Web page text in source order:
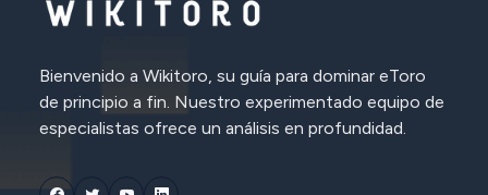
Bienvenido a Wikitoro, su guía para dominar eToro
de principio a fin. Nuestro experimentado equipo de
especialistas ofrece un análisis en profundidad.